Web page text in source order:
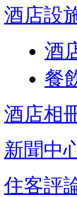
酒店設
酒
餐
酒店相
新聞中
住客評